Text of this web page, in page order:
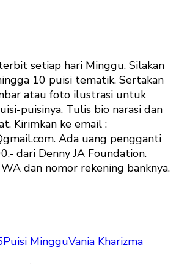
setiap hari Minggu. Silakan
10 puisi tematik. Sertakan
atau foto ilustrasi untuk
puisinya. Tulis bio narasi dan
Kirimkan ke email :
Ada uang pengganti
dari Denny JA Foundation.
dan nomor rekening banknya.
Puisi MingguVania Kharizma